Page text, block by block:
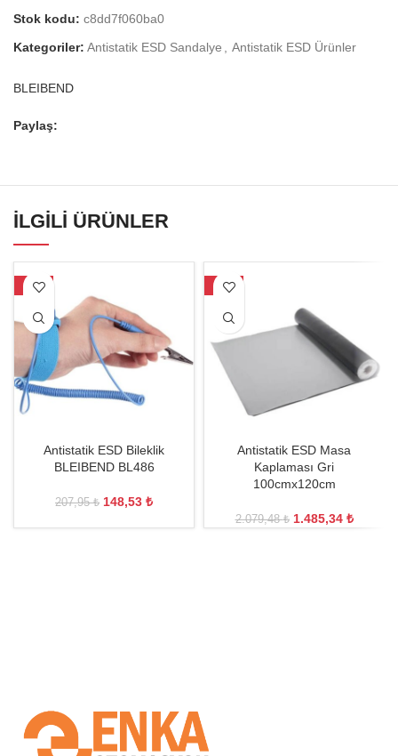
Stok kodu: c8dd7f060ba0
Kategoriler: Antistatik ESD Sandalye Antistatik ESD Ürünler
BLEIBEND
Paylaş:
İLGILI ÜRÜNLER
-29%
Antistatik ESD Bileklik
BLEIBEND BL486
207,95₺ 148,53 ₺
-29%
Antistatik ESD Masa
Kaplaması Gri
100cmx120cm
2.079,48₺ 1.485,34 ₺